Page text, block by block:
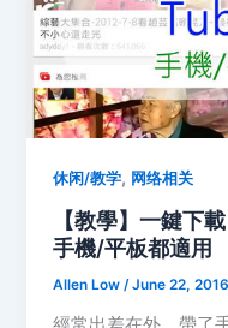
休闲/教学, 网络相关
【教學】一鍵下
手機/平板都適用
Allen Low/June 22, 2016